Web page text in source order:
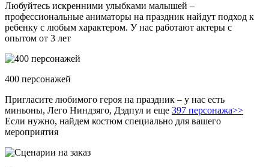
Любуйтесь искренними улыбками малышей –
профессиональные аниматоры на праздник найдут подход к
ребенку с любым характером. У нас работают актеры с
опытом от 3 лет
400 персонажей
Пригласите любимого героя на праздник – у нас есть
миньоны, Лего Ниндзяго, Дэдпул и еще 397 персонажа>>
Если нужно, найдем костюм специально для вашего
мероприятия